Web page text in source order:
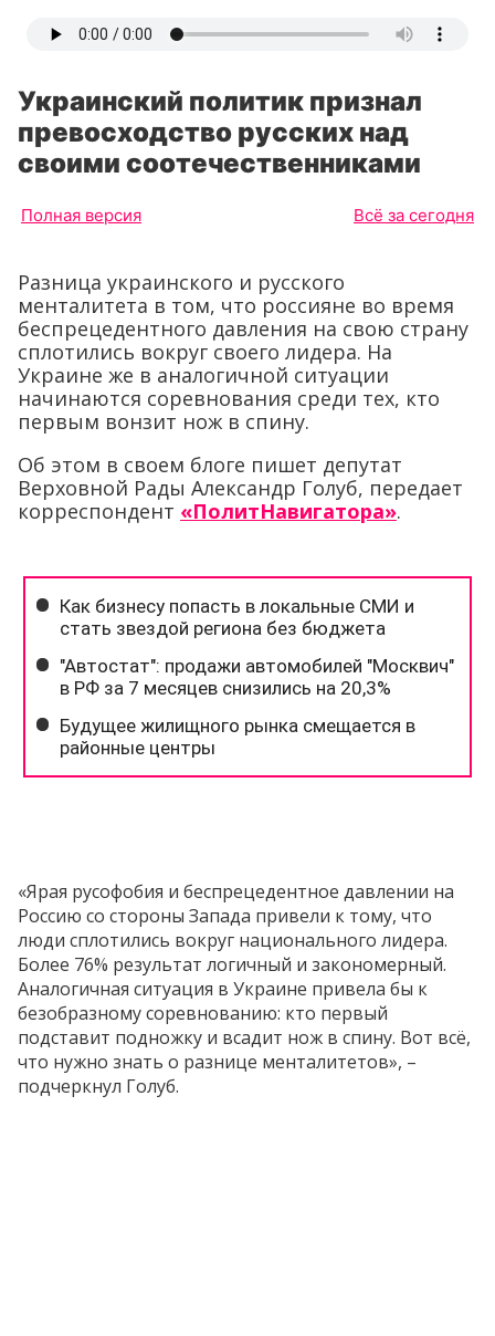
Украинский политик признал
превосходство русских над
своими соотечественниками
Полная версия Всё за сегодня
Разница украинского и русского
менталитета в том, что россияне во время
беспрецедентного давления на свою страну
сплотились вокруг своего лидера. На
Украине же в аналогичной ситуации
начинаются соревнования среди тех, кто
первым вонзит нож в спину.
Об этом в своем блоге пишет депутат
Верховной Рады Александр Голуб, передает
корреспондент «ПолитНавигатора».
«Ярая русофобия и беспрецедентное давлении на
Россию со стороны Запада привели к тому, что
люди сплотились вокруг национального лидера.
Более 76% результат логичный и закономерный.
Аналогичная ситуация в Украине привела бы к
безобразному соревнованию: кто первый
подставит подножку и всадит нож в спину. Вот всё,
что нужно знать о разнице менталитетов», –
подчеркнул Голуб.